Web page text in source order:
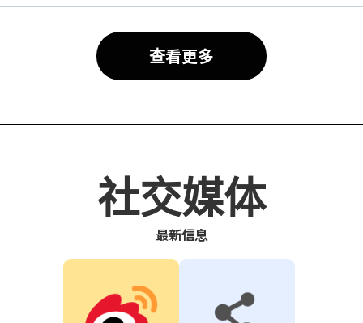
查看更多
社交媒体
最新信息